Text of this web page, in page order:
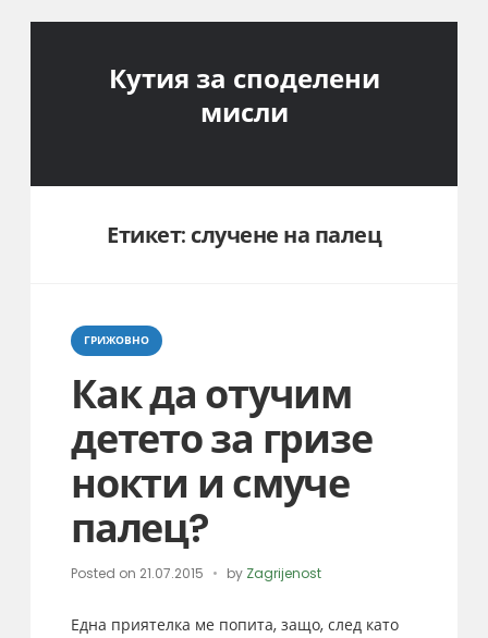
Кутия за споделени
мисли
Етикет: случене на палец
Categories
ГРИЖОВНО
Как да отучим
детето за гризе
нокти и смуче
палец?
Posted on 21.07.2015 by Zagrijenost
Една приятелка ме попита, защо, след като